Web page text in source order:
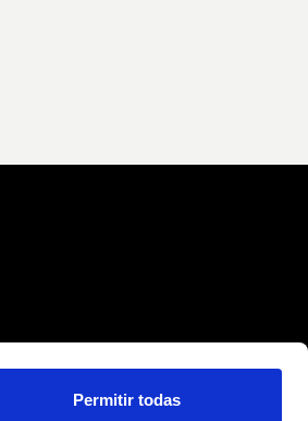
Permitir todas